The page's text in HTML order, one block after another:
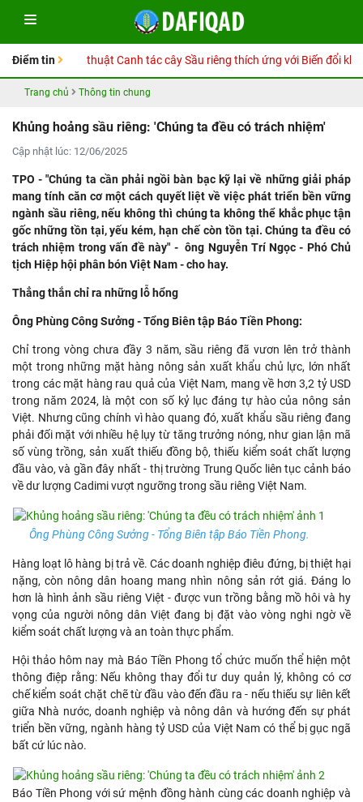
Điểm tin
dẫn kỹ thuật Canh tác cây Sầu riêng thích ứng với Biến đổi khí hậu
Trang chủ Thông tin chung
Khủng hoảng sầu riêng: 'Chúng ta đều có trách nhiệm'
Cập nhật lúc: 12/06/2025
TPO - "Chúng ta cần phải ngồi bàn bạc kỹ lại về những giải pháp
mang tính căn cơ một cách quyết liệt về việc phát triển bền vững
ngành sầu riêng, nếu không thì chúng ta không thể khắc phục tận
gốc những tồn tại, yếu kém, hạn chế còn tồn tại. Chúng ta đều có
trách nhiệm trong vấn đề này" - ông Nguyễn Trí Ngọc - Phó Chủ
tịch Hiệp hội phân bón Việt Nam - cho hay.
Thẳng thắn chỉ ra những lỗ hổng
Ông Phùng Công Sưởng - Tổng Biên tập Báo Tiền Phong:
Chỉ trong vòng chưa đầy 3 năm, sầu riêng đã vươn lên trở thành
một trong những mặt hàng nông sản xuất khẩu chủ lực, lớn nhất
trong các mặt hàng rau quả của Việt Nam, mang về hơn 3,2 tỷ USD
trong năm 2024, là một con số kỷ lục đáng tự hào của nông sản
Việt. Nhưng cũng chính vì hào quang đó, xuất khẩu sầu riêng đang
phải đối mặt với nhiều hệ lụy từ tăng trưởng nóng, như gian lận mã
số vùng trồng, sản xuất thiếu đồng bộ, thiếu kiểm soát chất lượng
đầu vào, và gần đây nhất - thị trường Trung Quốc liên tục cảnh báo
về dư lượng Cadimi vượt ngưỡng trong sầu riêng Việt Nam.
Ông Phùng Công Sưởng - Tổng Biên tập Báo Tiền Phong.
Hàng loạt lô hàng bị trả về. Các doanh nghiệp điêu đứng, bị thiệt hại
nặng, còn nông dân hoang mang nhìn nông sản rớt giá. Đáng lo
hơn là hình ảnh sầu riêng Việt - được vun trồng bằng mồ hôi và hy
vọng của người nông dân Việt đang bị đặt vào vòng nghi ngờ về
kiểm soát chất lượng và an toàn thực phẩm.
Hội thảo hôm nay mà Báo Tiền Phong tổ chức muốn thể hiện một
thông điệp rằng: Nếu không thay đổi tư duy quản lý, không có cơ
chế kiểm soát chặt chẽ từ đầu vào đến đầu ra - nếu thiếu sự liên kết
giữa Nhà nước, doanh nghiệp và nông dân và hướng đến sự phát
triển bền vững, ngành hàng tỷ USD của Việt Nam có thể bị gục ngã
bất cứ lúc nào.
Báo Tiền Phong với sứ mệnh đồng hành cùng các doanh nghiệp và